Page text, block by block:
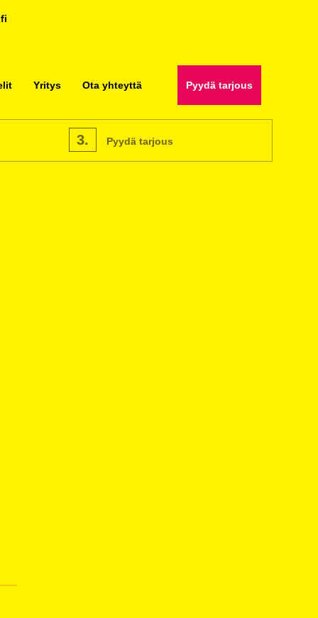
Yritys Ota yhteyttä Pyydä tarjous
3. Pyydä tarjous